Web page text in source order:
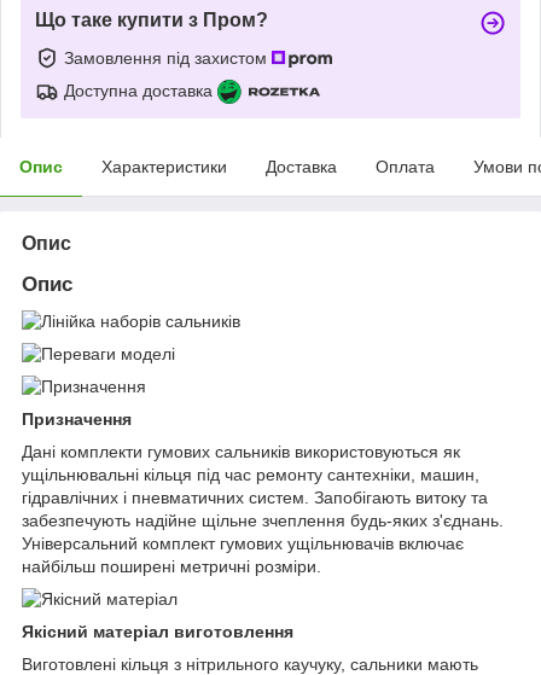
Що таке купити з Пром?
Замовлення під захистом
Доступна доставка
Опис Характеристики Доставка Оплата Умови
Опис
Опис
Призначення
Дані комплекти гумових сальників використовуються як
ущільнювальні кільця під час ремонту сантехніки, машин,
гідравлічних і пневматичних систем. Запобігають витоку та
забезпечують надійне щільне зчеплення будь-яких з'єднань.
Універсальний комплект гумових ущільнювачів включає
найбільш поширені метричні розміри.
Якісний матеріал виготовлення
Виготовлені кільця з нітрильного каучуку, сальники мають